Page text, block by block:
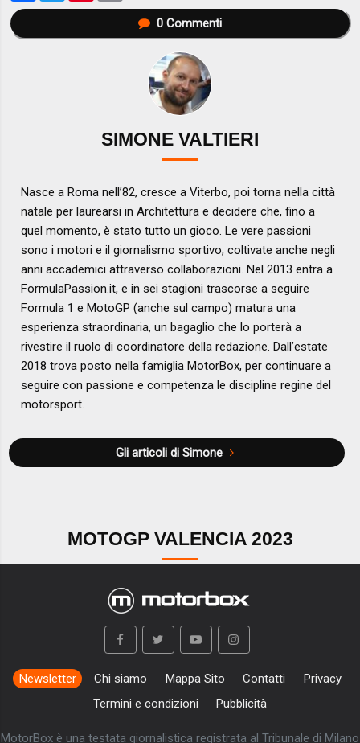
0Commenti
SIMONE VALTIERI
Nasce a Roma nell’82, cresce a Viterbo, poi torna nella città
natale per laurearsi in Architettura e decidere che, fino a
quel momento, è stato tutto un gioco. Le vere passioni
sono i motori e il giornalismo sportivo, coltivate anche negli
anni accademici attraverso collaborazioni. Nel 2013 entra a
FormulaPassion.it, e in sei stagioni trascorse a seguire
Formula 1 e MotoGP (anche sul campo) matura una
esperienza straordinaria, un bagaglio che lo porterà a
rivestire il ruolo di coordinatore della redazione. Dall’estate
2018 trova posto nella famiglia MotorBox, per continuare a
seguire con passione e competenza le discipline regine del
motorsport.
Gli articoli di Simone
MOTOGP VALENCIA 2023
Newsletter Chi siamo Mappa Sito Contatti
Privacy
Termini e condizioni
Pubblicità
MotorBox è una testata giornalistica registrata al Tribunale di Milano